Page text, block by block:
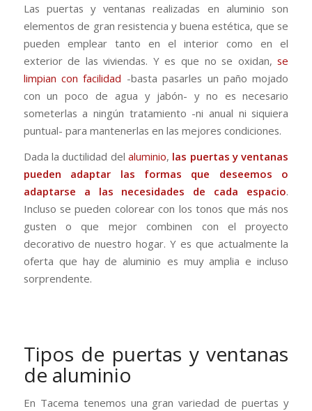
Las puertas y ventanas realizadas en aluminio son
elementos de gran resistencia y buena estética, que se
pueden emplear tanto en el interior como en el
exterior de las viviendas. Y es que no se oxidan, se
limpian con facilidad -basta pasarles un paño mojado
con un poco de agua y jabón- y no es necesario
someterlas a ningún tratamiento -ni anual ni siquiera
puntual- para mantenerlas en las mejores condiciones.
Dada la ductilidad del aluminio, las puertas y ventanas
pueden adaptar las formas que deseemos o
adaptarse a las necesidades de cada espacio.
Incluso se pueden colorear con los tonos que más nos
gusten o que mejor combinen con el proyecto
decorativo de nuestro hogar. Y es que actualmente la
oferta que hay de aluminio es muy amplia e incluso
sorprendente.
Tipos de puertas y ventanas
de aluminio
En Tacema tenemos una gran variedad de puertas y